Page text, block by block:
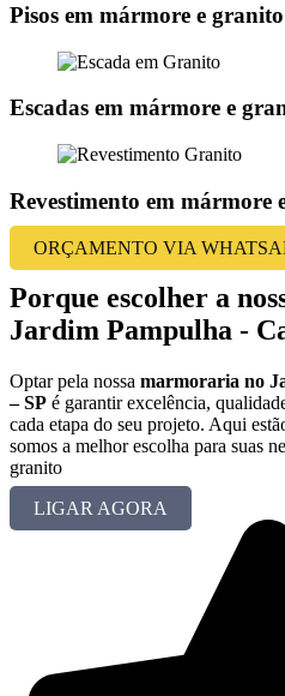
Pisos em mármore e granito
Escadas em mármore e
Revestimento em mármore
ORÇAMENTO VIA
Porque escolher a
Jardim Pampulha -
Optar pela nossa marmoraria no
– SP é garantir excelência,
cada etapa do seu projeto. Aqui
somos a melhor escolha para suas
granito
LIGAR AGORA